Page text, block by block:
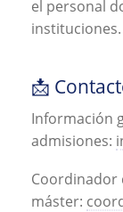
el personal
instituciones.
📩
Información
admisiones:
Coordinador
máster: